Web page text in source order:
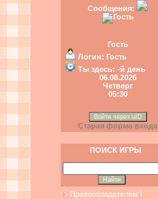
Сообщения:
Гость
Логин: Гость
Ты здесь: -й день
06.08.2026
Четверг
05:30
Войти через uID
Старая форма входа
ПОИСК ИГРЫ
Правообладателям !